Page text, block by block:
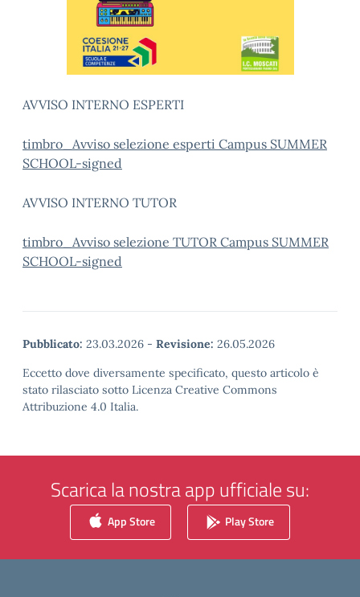
AVVISO INTERNO ESPERTI
timbro_Avviso selezione esperti Campus SUMMER
SCHOOL-signed
AVVISO INTERNO TUTOR
timbro_Avviso selezione TUTOR Campus SUMMER
SCHOOL-signed
Pubblicato: 23.03.2026 - Revisione: 26.05.2026
Eccetto dove diversamente specificato, questo articolo è
stato rilasciato sotto Licenza Creative Commons
Attribuzione 4.0 Italia.
Scarica la nostra app ufficiale su:
App Store Play Store